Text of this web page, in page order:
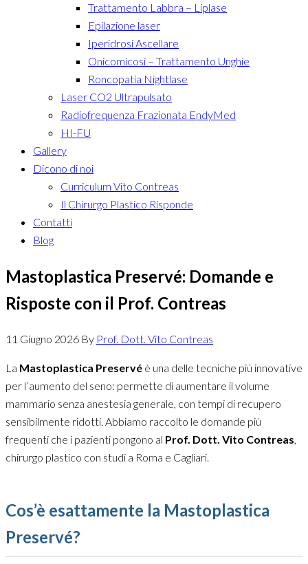
Trattamento Labbra – Liplase
Epilazione laser
Iperidrosi Ascellare
Onicomicosi – Trattamento Unghie
Roncopatia Nightlase
Laser CO2 Ultrapulsato
Radiofrequenza Frazionata EndyMed
HI-FU
Gallery
Dicono di noi
Curriculum Vito Contreas
Il Chirurgo Plastico Risponde
Contatti
Blog
Mastoplastica Preservé: Domande e
Risposte con il Prof. Contreas
11 Giugno 2026 By Prof. Dott. Vito Contreas
La Mastoplastica Preservé è una delle tecniche più innovative
per l’aumento del seno: permette di aumentare il volume
mammario senza anestesia generale, con tempi di recupero
sensibilmente ridotti. Abbiamo raccolto le domande più
frequenti che i pazienti pongono al Prof. Dott. Vito Contreas,
chirurgo plastico con studi a Roma e Cagliari.
Cos’è esattamente la Mastoplastica
Preservé?